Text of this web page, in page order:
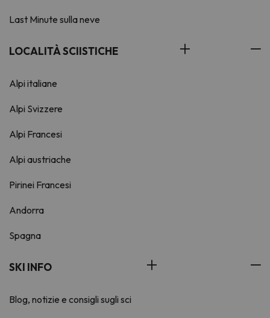
Last Minute sulla neve
LOCALITÀ SCIISTICHE
Alpi italiane
Alpi Svizzere
Alpi Francesi
Alpi austriache
Pirinei Francesi
Andorra
Spagna
SKI INFO
Blog, notizie e consigli sugli sci